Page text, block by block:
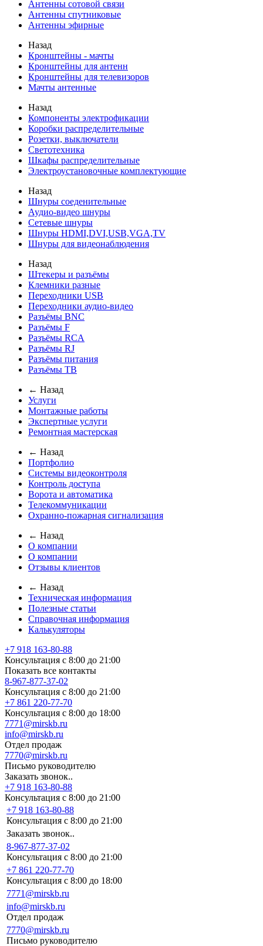
Антенны сотовой связи
Антенны спутниковые
Антенны эфирные
Назад
Кронштейны - мачты
Кронштейны для антенн
Кронштейны для телевизоров
Мачты антенные
Назад
Компоненты электрофикации
Коробки распределительные
Розетки, выключатели
Светотехника
Шкафы распределительные
Электроустановочные комплектующие
Назад
Шнуры соеденительные
Аудио-видео шнуры
Сетевые шнуры
Шнуры HDMI,DVI,USB,VGA,TV
Шнуры для видеонаблюдения
Назад
Штекеры и разъёмы
Клемники разные
Переходники USB
Переходники аудио-видео
Разъёмы BNC
Разъёмы F
Разъёмы RCA
Разъёмы RJ
Разъёмы питания
Разъёмы ТВ
← Назад
Услуги
Монтажные работы
Экспертные услуги
Ремонтная мастерская
← Назад
Портфолио
Системы видеоконтроля
Контроль доступа
Ворота и автоматика
Телекоммуникации
Охранно-пожарная сигнализация
← Назад
О компании
О компании
Отзывы клиентов
← Назад
Техническая информация
Полезные статьи
Справочная информация
Калькуляторы
+7 918 163-80-88
Консультация с 8:00 до 21:00
Показать все контакты
8-967-877-37-02
Консультация с 8:00 до 21:00
+7 861 220-77-70
Консультация с 8:00 до 18:00
7771@mirskb.ru
info@mirskb.ru
Отдел продаж
7770@mirskb.ru
Письмо руководителю
Заказать звонок..
+7 918 163-80-88
Консультация с 8:00 до 21:00
+7 918 163-80-88
Консультация с 8:00 до 21:00
Заказать звонок..
8-967-877-37-02
Консультация с 8:00 до 21:00
+7 861 220-77-70
Консультация с 8:00 до 18:00
7771@mirskb.ru
info@mirskb.ru
Отдел продаж
7770@mirskb.ru
Письмо руководителю